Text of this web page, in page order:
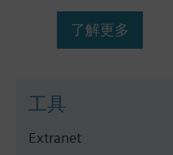
了解更多
工具
Extranet